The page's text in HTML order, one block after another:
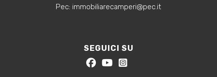
‍Pec: immobiliarecamperi@pec.it
SEGUICI SU